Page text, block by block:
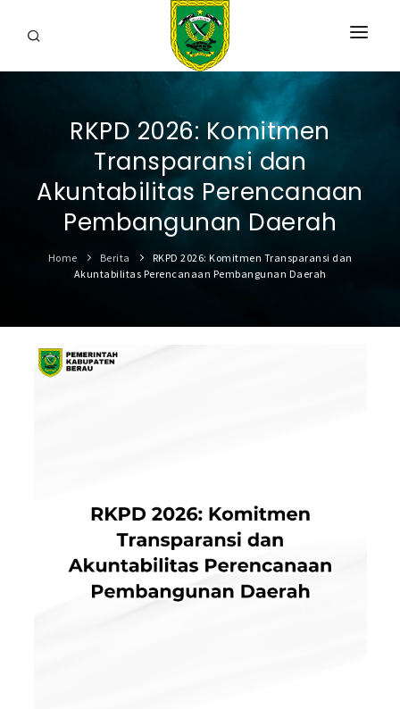
PROFIL
INFORMASI
LAYANAN
SARANA & PRASARANA
DATA TERBUKA
BERITA
RKPD 2026: Komitmen
Transparansi dan
Akuntabilitas Perencanaan
Pembangunan Daerah
Home Berita
RKPD 2026: Komitmen Transparansi dan
Akuntabilitas Perencanaan Pembangunan Daerah